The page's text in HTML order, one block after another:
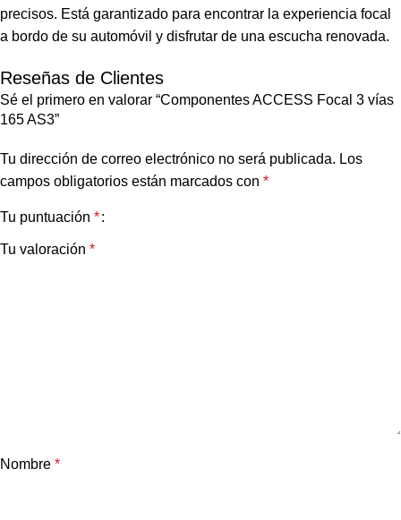
precisos. Está garantizado para encontrar la experiencia focal
a bordo de su automóvil y disfrutar de una escucha renovada.
Reseñas de Clientes
Sé el primero en valorar “Componentes ACCESS Focal 3 vías
165 AS3”
Tu dirección de correo electrónico no será publicada. Los
campos obligatorios están marcados con *
Tu puntuación *
Tu valoración *
Nombre *